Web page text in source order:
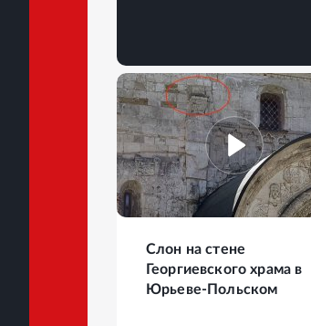
ВИДЕО
Слон на стене
Георгиевского храма в
Юрьеве-Польском